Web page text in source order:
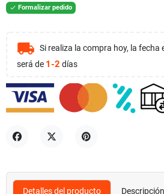
 Formalizar pedido
local_shipping Si realiza la compra hoy, la fecha
será de 1-2 días
Detalles del producto Descripción